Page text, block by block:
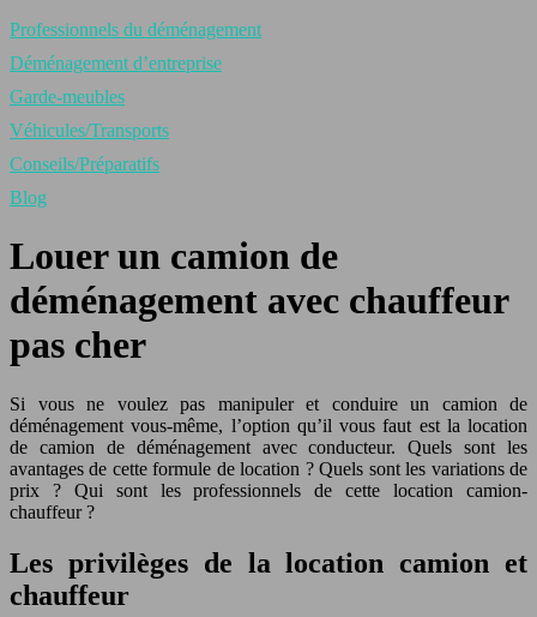
Professionnels du déménagement
Déménagement d’entreprise
Garde-meubles
Véhicules/Transports
Conseils/Préparatifs
Blog
Louer un camion de
déménagement avec chauffeur
pas cher
Si vous ne voulez pas manipuler et conduire un camion de
déménagement vous-même, l’option qu’il vous faut est la location
de camion de déménagement avec conducteur. Quels sont les
avantages de cette formule de location ? Quels sont les variations de
prix ? Qui sont les professionnels de cette location camion-
chauffeur ?
Les privilèges de la location camion et
chauffeur